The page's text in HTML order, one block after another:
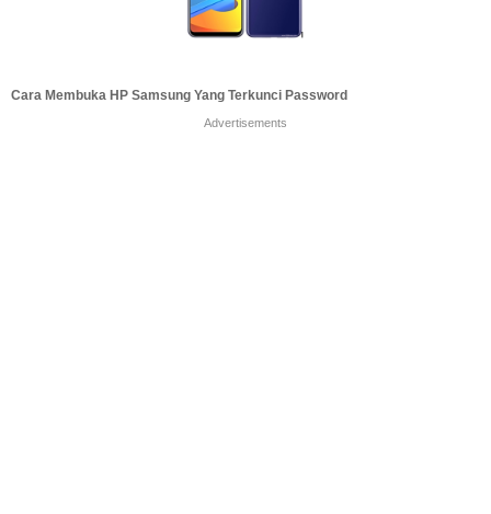
Cara Membuka HP Samsung Yang Terkunci Password
Advertisements